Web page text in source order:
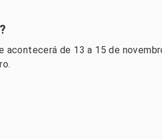
acontecerá de 13 a 15 de